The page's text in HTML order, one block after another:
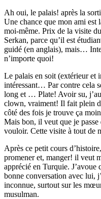
Ah oui, le palais! après la
Une chance que mon ami est
moi-même. Prix de la visite
Serkan, parce qu’il est
guidé (en anglais), mais…
n’importe quoi!
Le palais en soit (extérieur et
intéressant… Par contre cela
long et … Plate! Avoir su,
clown, vraiment! Il fait plein
côté des fois je trouve ça
Mais bon, il veut que je
vouloir. Cette visite à tout de
Après ce petit cours
promener et, manger! il veut
apprécié en Turquie. J’avoue
bonne conversation avec lui,
inconnue, surtout sur les
musulman.